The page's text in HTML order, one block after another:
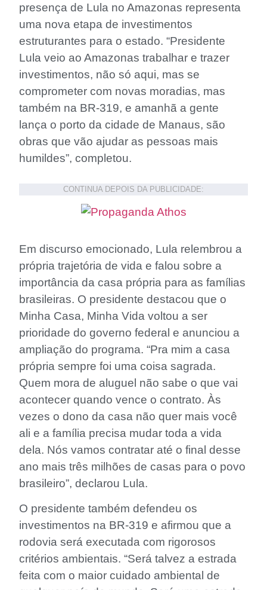
presença de Lula no Amazonas representa
uma nova etapa de investimentos
estruturantes para o estado. “Presidente
Lula veio ao Amazonas trabalhar e trazer
investimentos, não só aqui, mas se
comprometer com novas moradias, mas
também na BR-319, e amanhã a gente
lança o porto da cidade de Manaus, são
obras que vão ajudar as pessoas mais
humildes”, completou.
CONTINUA DEPOIS DA PUBLICIDADE:
Em discurso emocionado, Lula relembrou a
própria trajetória de vida e falou sobre a
importância da casa própria para as famílias
brasileiras. O presidente destacou que o
Minha Casa, Minha Vida voltou a ser
prioridade do governo federal e anunciou a
ampliação do programa. “Pra mim a casa
própria sempre foi uma coisa sagrada.
Quem mora de aluguel não sabe o que vai
acontecer quando vence o contrato. Às
vezes o dono da casa não quer mais você
ali e a família precisa mudar toda a vida
dela. Nós vamos contratar até o final desse
ano mais três milhões de casas para o povo
brasileiro”, declarou Lula.
O presidente também defendeu os
investimentos na BR-319 e afirmou que a
rodovia será executada com rigorosos
critérios ambientais. “Será talvez a estrada
feita com o maior cuidado ambiental de